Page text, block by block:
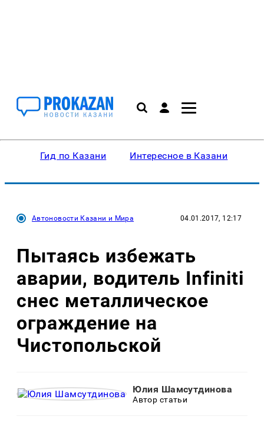
Гид по Казани Интересное в Казани
Автоновости Казани и Мира 04.01.2017, 12:17
Пытаясь избежать
аварии, водитель Infiniti
снес металлическое
ограждение на
Чистопольской
Юлия Шамсутдинова
Автор статьи